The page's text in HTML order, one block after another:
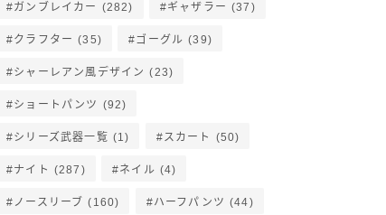
ガンブレイカー (282) ギャザラー (37)
クラフター (35) ゴーグル (39)
シャーレアン風デザイン (23)
ショートパンツ (92)
シリーズ武器一覧 (1) スカート (50)
ナイト (287) ネイル (4)
ノースリーブ (160) ハーフパンツ (44)